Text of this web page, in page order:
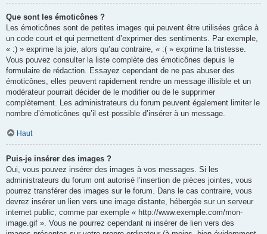
Que sont les émoticônes ?
Les émoticônes sont de petites images qui peuvent être utilisées grâce à
un code court et qui permettent d’exprimer des sentiments. Par exemple,
« :) » exprime la joie, alors qu’au contraire, « :( » exprime la tristesse.
Vous pouvez consulter la liste complète des émoticônes depuis le
formulaire de rédaction. Essayez cependant de ne pas abuser des
émoticônes, elles peuvent rapidement rendre un message illisible et un
modérateur pourrait décider de le modifier ou de le supprimer
complètement. Les administrateurs du forum peuvent également limiter le
nombre d’émoticônes qu’il est possible d’insérer à un message.
Haut
Puis-je insérer des images ?
Oui, vous pouvez insérer des images à vos messages. Si les
administrateurs du forum ont autorisé l’insertion de pièces jointes, vous
pourrez transférer des images sur le forum. Dans le cas contraire, vous
devrez insérer un lien vers une image distante, hébergée sur un serveur
internet public, comme par exemple « http://www.exemple.com/mon-
image.gif ». Vous ne pourrez cependant ni insérer de lien vers des